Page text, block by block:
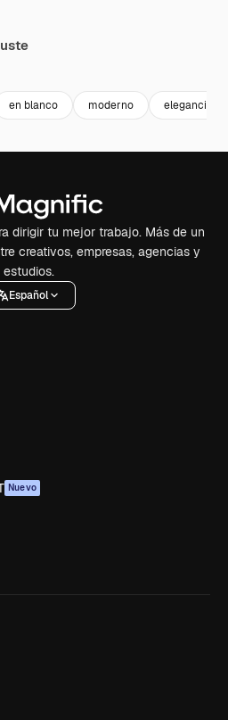
en blanco moderno elegancia
dirigir tu mejor trabajo. Más de un
creativos, empresas, agencias y
estudios.
Español
Nuevo